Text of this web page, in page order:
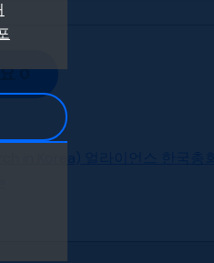
0
in Korea) 얼라이언스 한국총